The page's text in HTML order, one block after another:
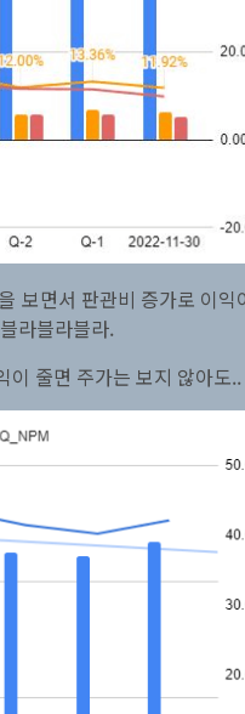
보면서 판관비 증가로 이
라블라블라.
이 줄면 주가는 보지 않아도..